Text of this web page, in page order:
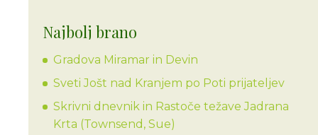
Najbolj brano
Gradova Miramar in Devin
Sveti Jošt nad Kranjem po Poti prijateljev
Skrivni dnevnik in Rastoče težave Jadrana
Krta (Townsend, Sue)